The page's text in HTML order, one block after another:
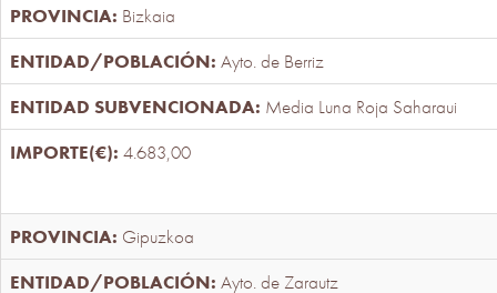
Bizkaia
Ayto. de Berriz
Media Luna Roja Saharaui
4.683,00
Gipuzkoa
Ayto. de Zarautz